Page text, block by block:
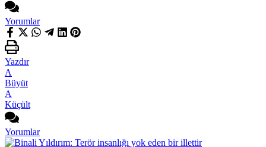
Yorumlar
Yazdır
A
Büyüt
A
Küçült
Yorumlar